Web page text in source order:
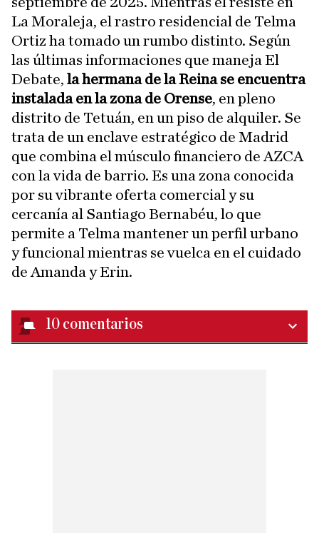
La Moraleja, el rastro residencial de Telma
Ortiz ha tomado un rumbo distinto. Según
las últimas informaciones que maneja El
Debate, la hermana de la Reina se encuentra
instalada en la zona de Orense, en pleno
distrito de Tetuán, en un piso de alquiler. Se
trata de un enclave estratégico de Madrid
que combina el músculo financiero de AZCA
con la vida de barrio. Es una zona conocida
por su vibrante oferta comercial y su
cercanía al Santiago Bernabéu, lo que
permite a Telma mantener un perfil urbano
y funcional mientras se vuelca en el cuidado
de Amanda y Erin.
10 comentarios